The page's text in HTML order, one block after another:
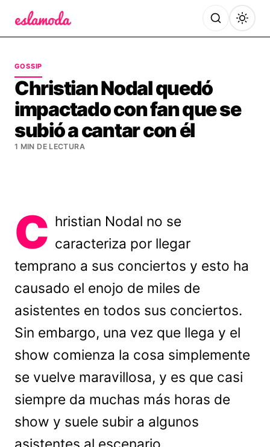
GOSSIP
Christian Nodal quedó
impactado con fan que se
subió a cantar con él
1 MIN DE LECTURA
C hristian Nodal no se
caracteriza por llegar
temprano a sus conciertos y esto ha
causado el enojo de miles de
asistentes en todos sus conciertos.
Sin embargo, una vez que llega y el
show comienza la cosa simplemente
se vuelve maravillosa, y es que casi
siempre da muchas más horas de
show y suele subir a algunos